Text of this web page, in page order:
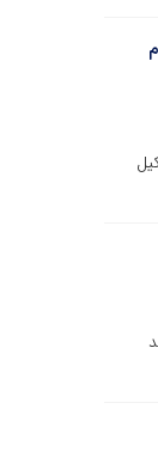
با ۱۰ درصد